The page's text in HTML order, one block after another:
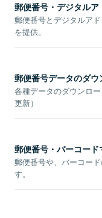
郵便番号・デジタルア
郵便番号とデジタルア
を提供。
郵便番号データのダウ
各種データのダウンロ
更新）
郵便番号・バーコード
郵便番号や、バーコー
す。